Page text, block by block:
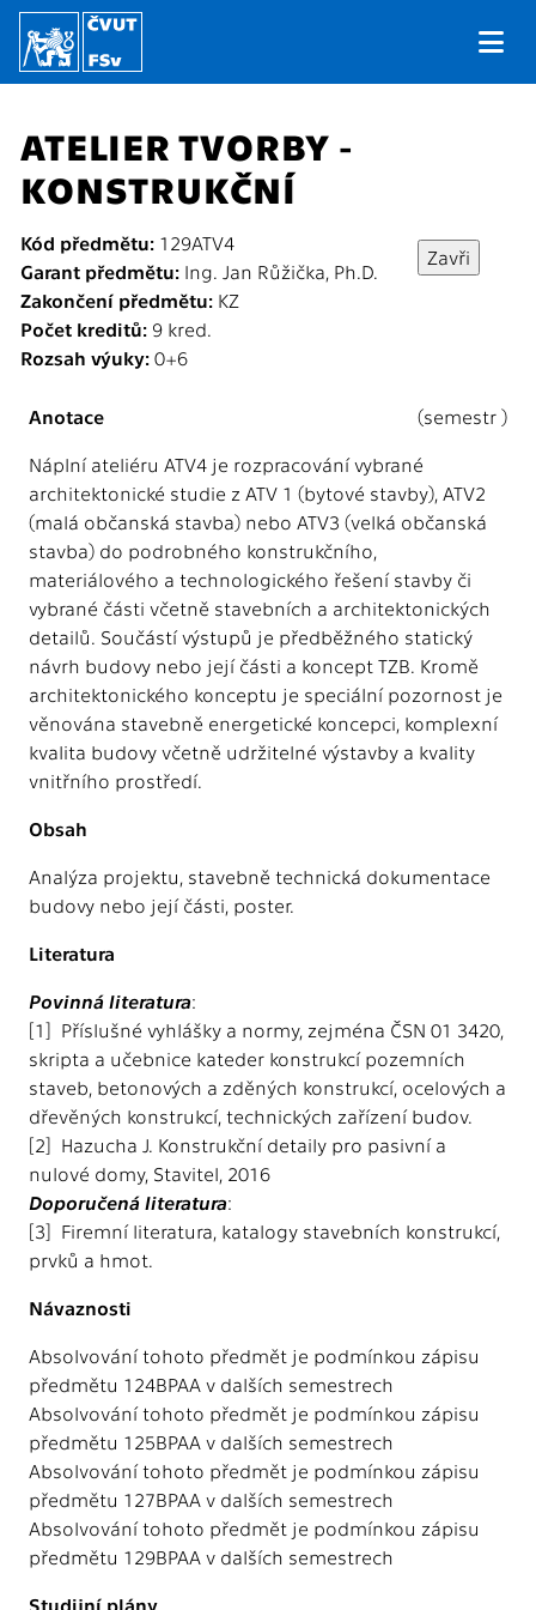
ATELIER TVORBY -
KONSTRUKČNÍ
Kód předmětu: 129ATV4
Garant předmětu: Ing. Jan Růžička, Ph.D.
Zakončení předmětu: KZ
Počet kreditů: 9 kred.
Rozsah výuky: 0+6
Anotace (semestr )
Náplní ateliéru ATV4 je rozpracování vybrané
architektonické studie z ATV 1 (bytové stavby), ATV2
(malá občanská stavba) nebo ATV3 (velká občanská
stavba) do podrobného konstrukčního,
materiálového a technologického řešení stavby či
vybrané části včetně stavebních a architektonických
detailů. Součástí výstupů je předběžného statický
návrh budovy nebo její části a koncept TZB. Kromě
architektonického konceptu je speciální pozornost je
věnována stavebně energetické koncepci, komplexní
kvalita budovy včetně udržitelné výstavby a kvality
vnitřního prostředí.
Obsah
Analýza projektu, stavebně technická dokumentace
budovy nebo její části, poster.
Literatura
Povinná literatura:
[1] Příslušné vyhlášky a normy, zejména ČSN 01 3420,
skripta a učebnice kateder konstrukcí pozemních
staveb, betonových a zděných konstrukcí, ocelových a
dřevěných konstrukcí, technických zařízení budov.
[2] Hazucha J. Konstrukční detaily pro pasivní a
nulové domy, Stavitel, 2016
Doporučená literatura:
[3] Firemní literatura, katalogy stavebních konstrukcí,
prvků a hmot.
Návaznosti
Absolvování tohoto předmět je podmínkou zápisu
předmětu 124BPAA v dalších semestrech
Absolvování tohoto předmět je podmínkou zápisu
předmětu 125BPAA v dalších semestrech
Absolvování tohoto předmět je podmínkou zápisu
předmětu 127BPAA v dalších semestrech
Absolvování tohoto předmět je podmínkou zápisu
předmětu 129BPAA v dalších semestrech
Studijní plány